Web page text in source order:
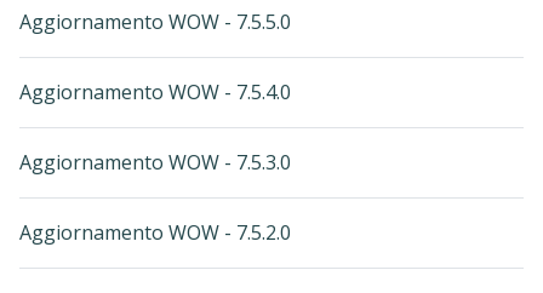
Aggiornamento WOW - 7.5.5.0
Aggiornamento WOW - 7.5.4.0
Aggiornamento WOW - 7.5.3.0
Aggiornamento WOW - 7.5.2.0